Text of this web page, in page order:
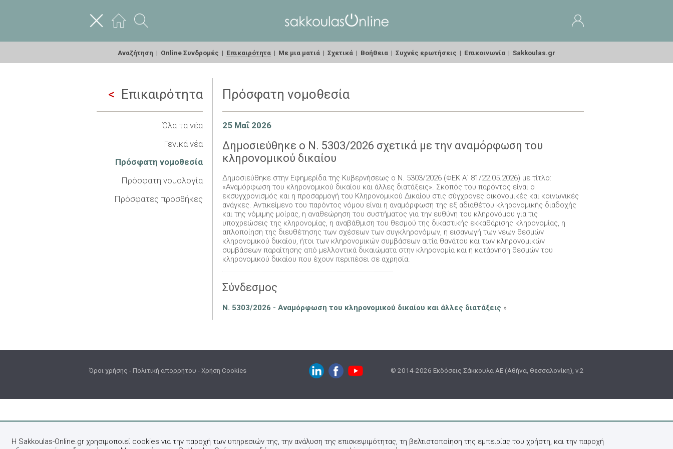
Αναζήτηση | Online Συνδρομές | Επικαιρότητα | Με μια ματιά | Σχετικά | Βοήθεια | Συχνές ερωτήσεις | Επικοινωνία | Sakkoulas.gr
Επικαιρότητα
Όλα τα νέα
Γενικά νέα
Πρόσφατη νομοθεσία
Πρόσφατη νομολογία
Πρόσφατες προσθήκες
Πρόσφατη νομοθεσία
25 Μαΐ 2026
Δημοσιεύθηκε ο Ν. 5303/2026 σχετικά με την αναμόρφωση του
κληρονομικού δικαίου
Δημοσιεύθηκε στην Εφημερίδα της Κυβερνήσεως ο Ν. 5303/2026 (ΦΕΚ Α΄ 81/22.05.2026) με τίτλο:
«Αναμόρφωση του κληρονομικού δικαίου και άλλες διατάξεις». Σκοπός του παρόντος είναι ο
εκσυγχρονισμός και η προσαρμογή του Κληρονομικού Δικαίου στις σύγχρονες οικονομικές και κοινωνικές
ανάγκες. Αντικείμενο του παρόντος νόμου είναι η αναμόρφωση της εξ αδιαθέτου κληρονομικής διαδοχής
και της νόμιμης μοίρας, η αναθεώρηση του συστήματος για την ευθύνη του κληρονόμου για τις
υποχρεώσεις της κληρονομίας, η αναβάθμιση του θεσμού της δικαστικής εκκαθάρισης κληρονομίας, η
απλοποίηση της διευθέτησης των σχέσεων των συγκληρονόμων, η εισαγωγή των νέων θεσμών
κληρονομικού δικαίου, ήτοι των κληρονομικών συμβάσεων αιτία θανάτου και των κληρονομικών
συμβάσεων παραίτησης από μελλοντικά δικαιώματα στην κληρονομία και η κατάργηση θεσμών του
κληρονομικού δικαίου που έχουν περιπέσει σε αχρησία.
Σύνδεσμος
Ν. 5303/2026 - Αναμόρφωση του κληρονομικού δικαίου και άλλες διατάξεις »
Όροι χρήσης -Πολιτική απορρήτου -Χρήση Cookies © 2014-2026 Εκδόσεις Σάκκουλα ΑΕ (Αθήνα, Θεσσαλονίκη), v.2
Η Sakkoulas-Online.gr χρησιμοποιεί cookies για την παροχή των υπηρεσιών της, την ανάλυση της επισκεψιμότητας, τη βελτιστοποίηση της εμπειρίας του χρήστη, και την παροχή